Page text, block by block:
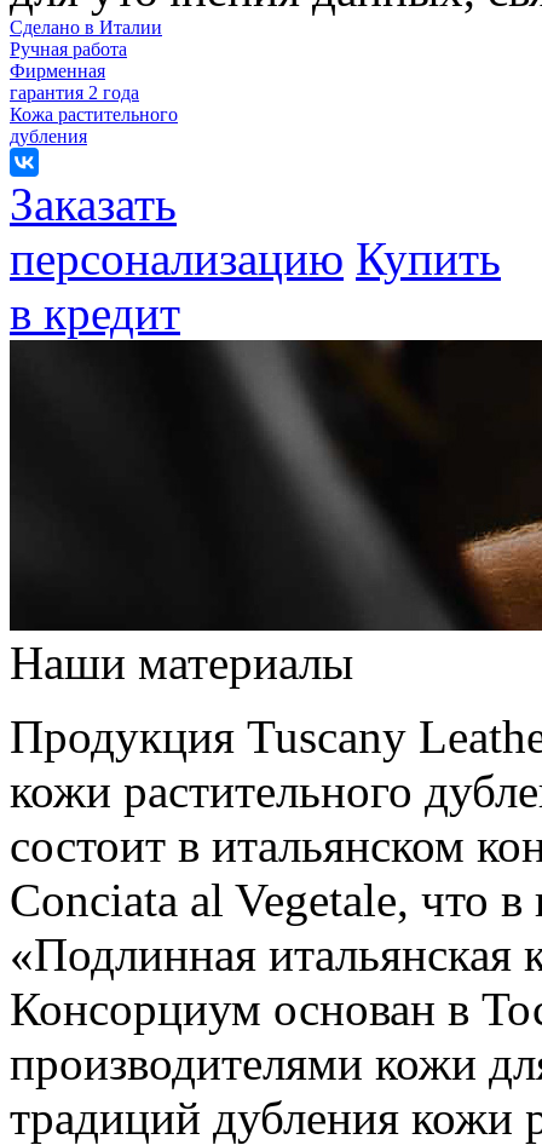
Сделано в Италии
Ручная работа
Фирменная
гарантия 2 года
Кожа растительного
дубления
Заказать
персонализацию Купить
в кредит
Наши материалы
Продукция Tuscany
кожи растительного
состоит в итальянском
Conciata al Vegetale, что в
«Подлинная итальянская
Консорциум основан в
производителями кожи
традиций дубления кожи